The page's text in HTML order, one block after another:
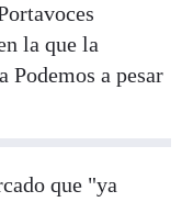
la que la
Podemos a pesar
que "ya